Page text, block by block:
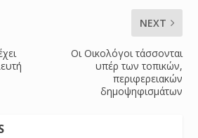
NEXT
Οι Οικολόγοι τάσσονται
υπέρ των τοπικών,
περιφερειακών
δημοψηφισμάτων